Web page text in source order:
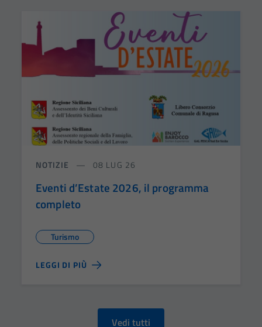
NOTIZIE 08 LUG 26
Eventi d’Estate 2026, il programma
completo
Turismo
LEGGI DI PIÙ
Vedi tutti